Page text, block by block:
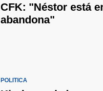
CFK: "Néstor está
abandona"
POLÍTICA